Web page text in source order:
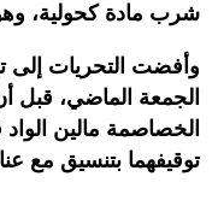
شرب مادة كحولية،
وأفضت التحريات إلى
الجمعة الماضي، قبل
الخصاصمة مالين
توقيفهما بتنسيق مع